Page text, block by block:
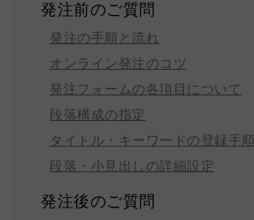
発注前のご質問
発注の手順と流れ
オンライン発注のコツ
発注フォームの各項目について
段落構成の指定
タイトル・キーワードの登録手順
段落・小見出しの詳細設定
発注後のご質問